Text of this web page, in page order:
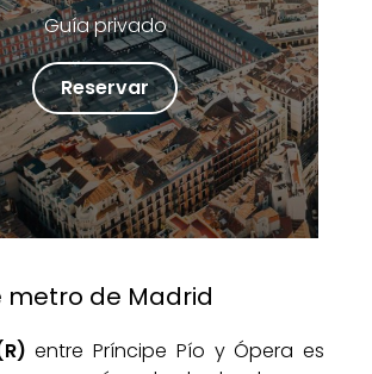
Guía privado
Reservar
metro de Madrid
entre Príncipe Pío y Ópera es